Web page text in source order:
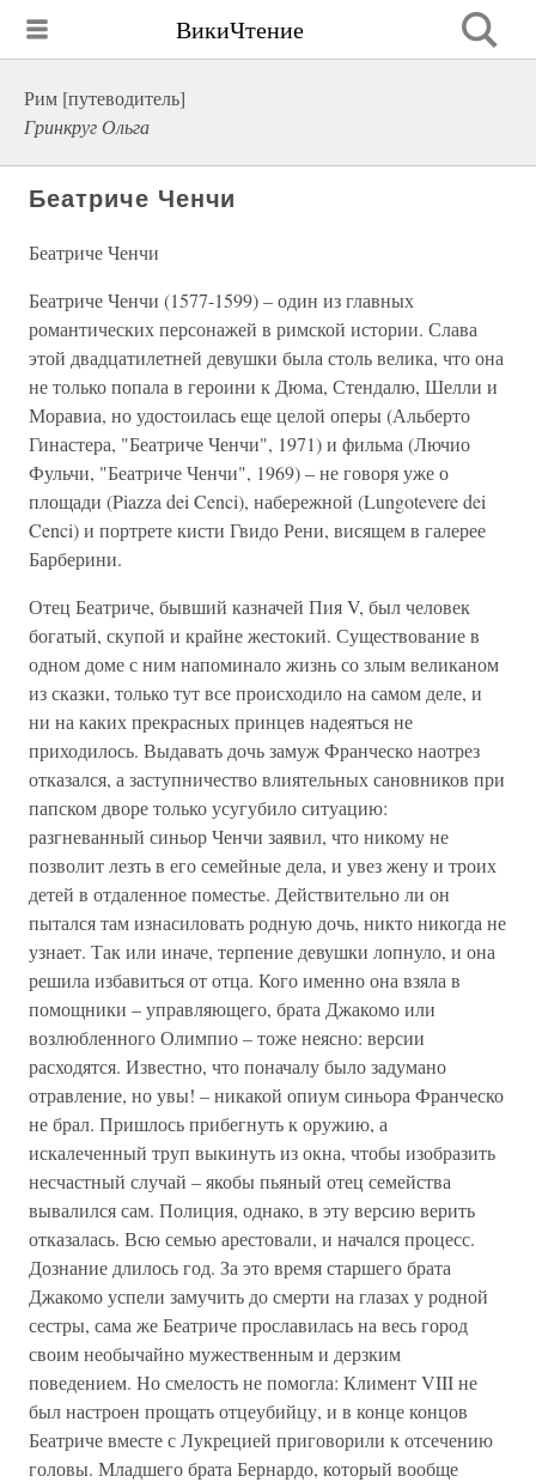
ВикиЧтение
Рим [путеводитель]
Гринкруг Ольга
Беатриче Ченчи
Беатриче Ченчи
Беатриче Ченчи (1577-1599) – один из главных
романтических персонажей в римской истории. Слава
этой двадцатилетней девушки была столь велика, что она
не только попала в героини к Дюма, Стендалю, Шелли и
Моравиа, но удостоилась еще целой оперы (Альберто
Гинастера, "Беатриче Ченчи", 1971) и фильма (Лючио
Фульчи, "Беатриче Ченчи", 1969) – не говоря уже о
площади (Piazza dei Cenci), набережной (Lungotevere dei
Cenci) и портрете кисти Гвидо Рени, висящем в галерее
Барберини.
Отец Беатриче, бывший казначей Пия V, был человек
богатый, скупой и крайне жестокий. Существование в
одном доме с ним напоминало жизнь со злым великаном
из сказки, только тут все происходило на самом деле, и
ни на каких прекрасных принцев надеяться не
приходилось. Выдавать дочь замуж Франческо наотрез
отказался, а заступничество влиятельных сановников при
папском дворе только усугубило ситуацию:
разгневанный синьор Ченчи заявил, что никому не
позволит лезть в его семейные дела, и увез жену и троих
детей в отдаленное поместье. Действительно ли он
пытался там изнасиловать родную дочь, никто никогда не
узнает. Так или иначе, терпение девушки лопнуло, и она
решила избавиться от отца. Кого именно она взяла в
помощники – управляющего, брата Джакомо или
возлюбленного Олимпио – тоже неясно: версии
расходятся. Известно, что поначалу было задумано
отравление, но увы! – никакой опиум синьора Франческо
не брал. Пришлось прибегнуть к оружию, а
искалеченный труп выкинуть из окна, чтобы изобразить
несчастный случай – якобы пьяный отец семейства
вывалился сам. Полиция, однако, в эту версию верить
отказалась. Всю семью арестовали, и начался процесс.
Дознание длилось год. За это время старшего брата
Джакомо успели замучить до смерти на глазах у родной
сестры, сама же Беатриче прославилась на весь город
своим необычайно мужественным и дерзким
поведением. Но смелость не помогла: Климент VIII не
был настроен прощать отцеубийцу, и в конце концов
Беатриче вместе с Лукрецией приговорили к отсечению
головы. Младшего брата Бернардо, который вообще